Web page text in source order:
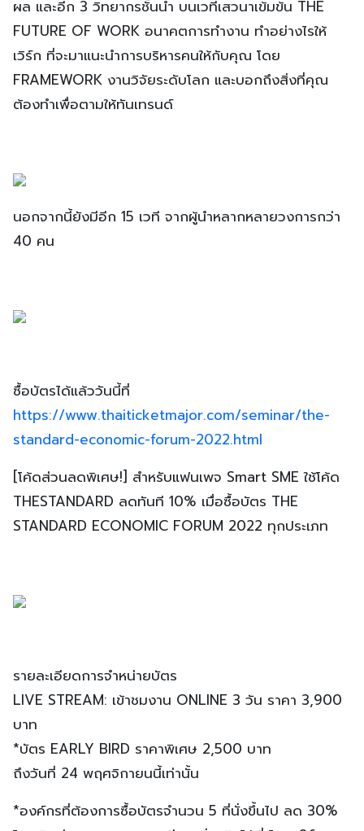
ผล และอีก 3 วิทยากรชั้นนำ บนเวทีเสวนาเข้มข้น THE
FUTURE OF WORK อนาคตการทำงาน ทำอย่างไรให้
เวิร์ก ที่จะมาแนะนำการบริหารคนให้กับคุณ โดย
FRAMEWORK งานวิจัยระดับโลก และบอกถึงสิ่งที่คุณ
ต้องทำเพื่อตามให้ทันเทรนด์
นอกจากนี้ยังมีอีก 15 เวที จากผู้นำหลากหลายวงการกว่า
40 คน
ซื้อบัตรได้แล้ววันนี้ที่
https://www.thaiticketmajor.com/seminar/the-
standard-economic-forum-2022.html
[โค้ดส่วนลดพิเศษ!] สำหรับแฟนเพจ Smart SME ใช้โค้ด
THESTANDARD ลดทันที 10% เมื่อซื้อบัตร THE
STANDARD ECONOMIC FORUM 2022 ทุกประเภท
รายละเอียดการจำหน่ายบัตร
LIVE STREAM: เข้าชมงาน ONLINE 3 วัน ราคา 3,900
บาท
*บัตร EARLY BIRD ราคาพิเศษ 2,500 บาท
ถึงวันที่ 24 พฤศจิกายนนี้เท่านั้น
*องค์กรที่ต้องการซื้อบัตรจำนวน 5 ที่นั่งขึ้นไป ลด 30%